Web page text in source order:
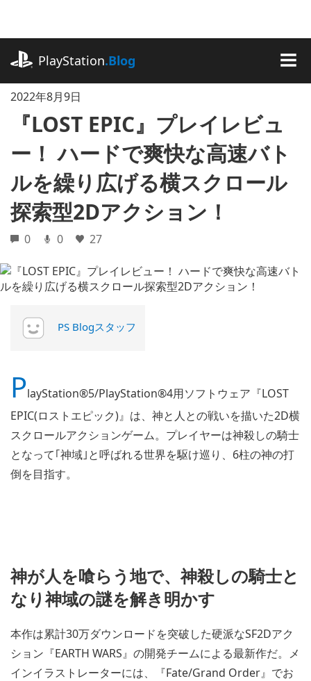
に
ッ
PlayStation.Blog
2022年8月9日
『LOST EPIC』プレイレビュ
ー！ ハードで爽快な高速バト
ルを繰り広げる横スクロール
探索型2Dアクション！
0 0 27
PS Blogスタッフ
PlayStation®5/PlayStation®4用ソフトウェア『LOST
EPIC(ロストエピック)』は、神と人との戦いを描いた2D横
スクロールアクションゲーム。プレイヤーは神殺しの騎士
となって｢神域｣と呼ばれる世界を駆け巡り、6柱の神の打
倒を目指す。
神が人を喰らう地で、神殺しの騎士と
なり神域の謎を解き明かす
本作は累計30万ダウンロードを突破した硬派なSF2Dアク
ション『EARTH WARS』の開発チームによる最新作だ。メ
インイラストレーターには、『Fate/Grand Order』でお